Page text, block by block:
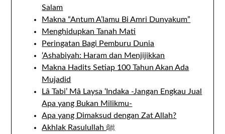
Salam
Makna “Antum A’lamu Bi Amri Dunyakum”
Menghidupkan Tanah Mati
Peringatan Bagi Pemburu Dunia
‘Ashabiyah: Haram dan Menjijikkan
Makna Hadits Setiap 100 Tahun Akan Ada
Mujadid
Lâ Tabi’ Mâ Laysa ‘Indaka -Jangan Engkau Jual
Apa yang Bukan Milikmu-
Apa yang Dimaksud dengan Zat Allah?
Akhlak Rasulullah ﷺ